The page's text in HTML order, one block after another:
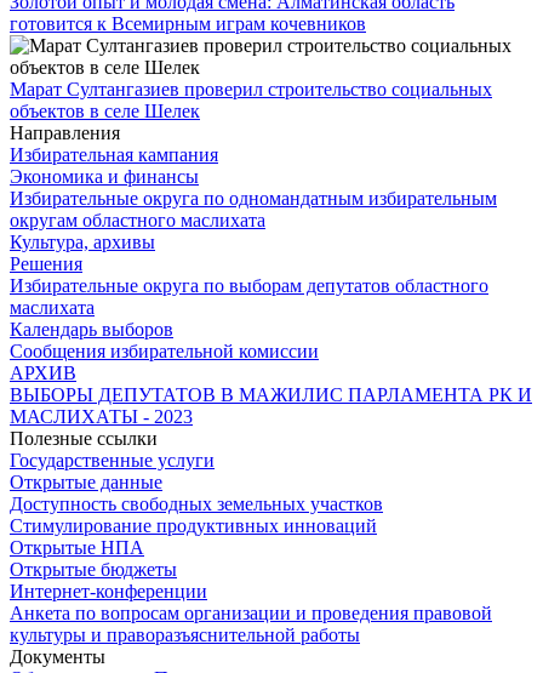
готовится к Всемирным играм кочевников
Марат Султангазиев проверил строительство социальных
объектов в селе Шелек
Направления
Избирательная кампания
Экономика и финансы
Избирательные округа по одномандатным избирательным
округам областного маслихата
Культура, архивы
Решения
Избирательные округа по выборам депутатов областного
маслихата
Календарь выборов
Сообщения избирательной комиссии
АРХИВ
ВЫБОРЫ ДЕПУТАТОВ В МАЖИЛИС ПАРЛАМЕНТА РК И
МАСЛИХАТЫ - 2023
Полезные ссылки
Государственные услуги
Открытые данные
Доступность свободных земельных участков
Стимулирование продуктивных инноваций
Открытые НПА
Открытые бюджеты
Интернет-конференции
Анкета по вопросам организации и проведения правовой
культуры и праворазъяснительной работы
Документы